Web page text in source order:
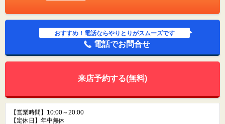
おすすめ！電話ならやりとりがスムーズです
電話でお問合せ
来店予約する(無料)
【営業時間】10:00～20:00
【定休日】年中無休